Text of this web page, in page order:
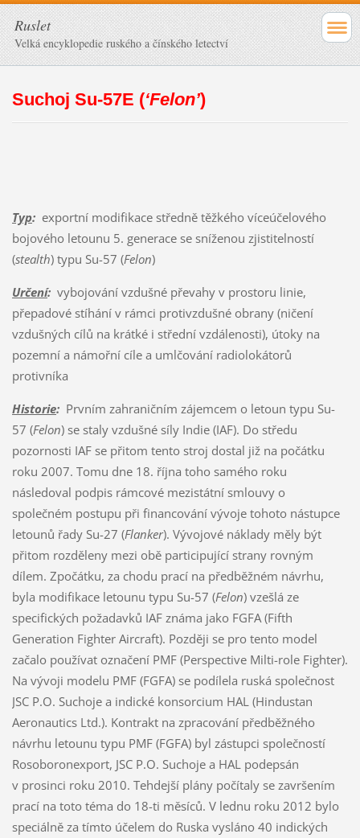
Ruslet
Velká encyklopedie ruského a čínského letectví
Suchoj Su-57E (‘Felon’)
Typ:exportní modifikace středně těžkého víceúčelového
bojového letounu 5. generace se sníženou zjistitelností
(stealth) typu Su-57 (Felon)
Určení:vybojování vzdušné převahy v prostoru linie,
přepadové stíhání v rámci protivzdušné obrany (ničení
vzdušných cílů na krátké i střední vzdálenosti), útoky na
pozemní a námořní cíle a umlčování radiolokátorů
protivníka
Historie:Prvním zahraničním zájemcem o letoun typu Su-
57 (Felon) se staly vzdušné síly Indie (IAF). Do středu
pozornosti IAF se přitom tento stroj dostal již na počátku
roku 2007. Tomu dne 18. října toho samého roku
následoval podpis rámcové mezistátní smlouvy o
společném postupu při financování vývoje tohoto nástupce
letounů řady Su-27 (Flanker). Vývojové náklady měly být
přitom rozděleny mezi obě participující strany rovným
dílem. Zpočátku, za chodu prací na předběžném návrhu,
byla modifikace letounu typu Su-57 (Felon) vzešlá ze
specifických požadavků IAF známa jako FGFA (Fifth
Generation Fighter Aircraft). Později se pro tento model
začalo používat označení PMF (Perspective Milti-role Fighter).
Na vývoji modelu PMF (FGFA) se podílela ruská společnost
JSC P.O. Suchoje a indické konsorcium HAL (Hindustan
Aeronautics Ltd.). Kontrakt na zpracování předběžného
návrhu letounu typu PMF (FGFA) byl zástupci společností
Rosoboronexport, JSC P.O. Suchoje a HAL podepsán
v prosinci roku 2010. Tehdejší plány počítaly se završením
prací na toto téma do 18-ti měsíců. V lednu roku 2012 bylo
speciálně za tímto účelem do Ruska vysláno 40 indických